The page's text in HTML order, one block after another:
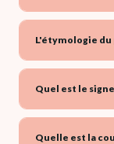
L'étymologie du
Quel est le
Quelle est la